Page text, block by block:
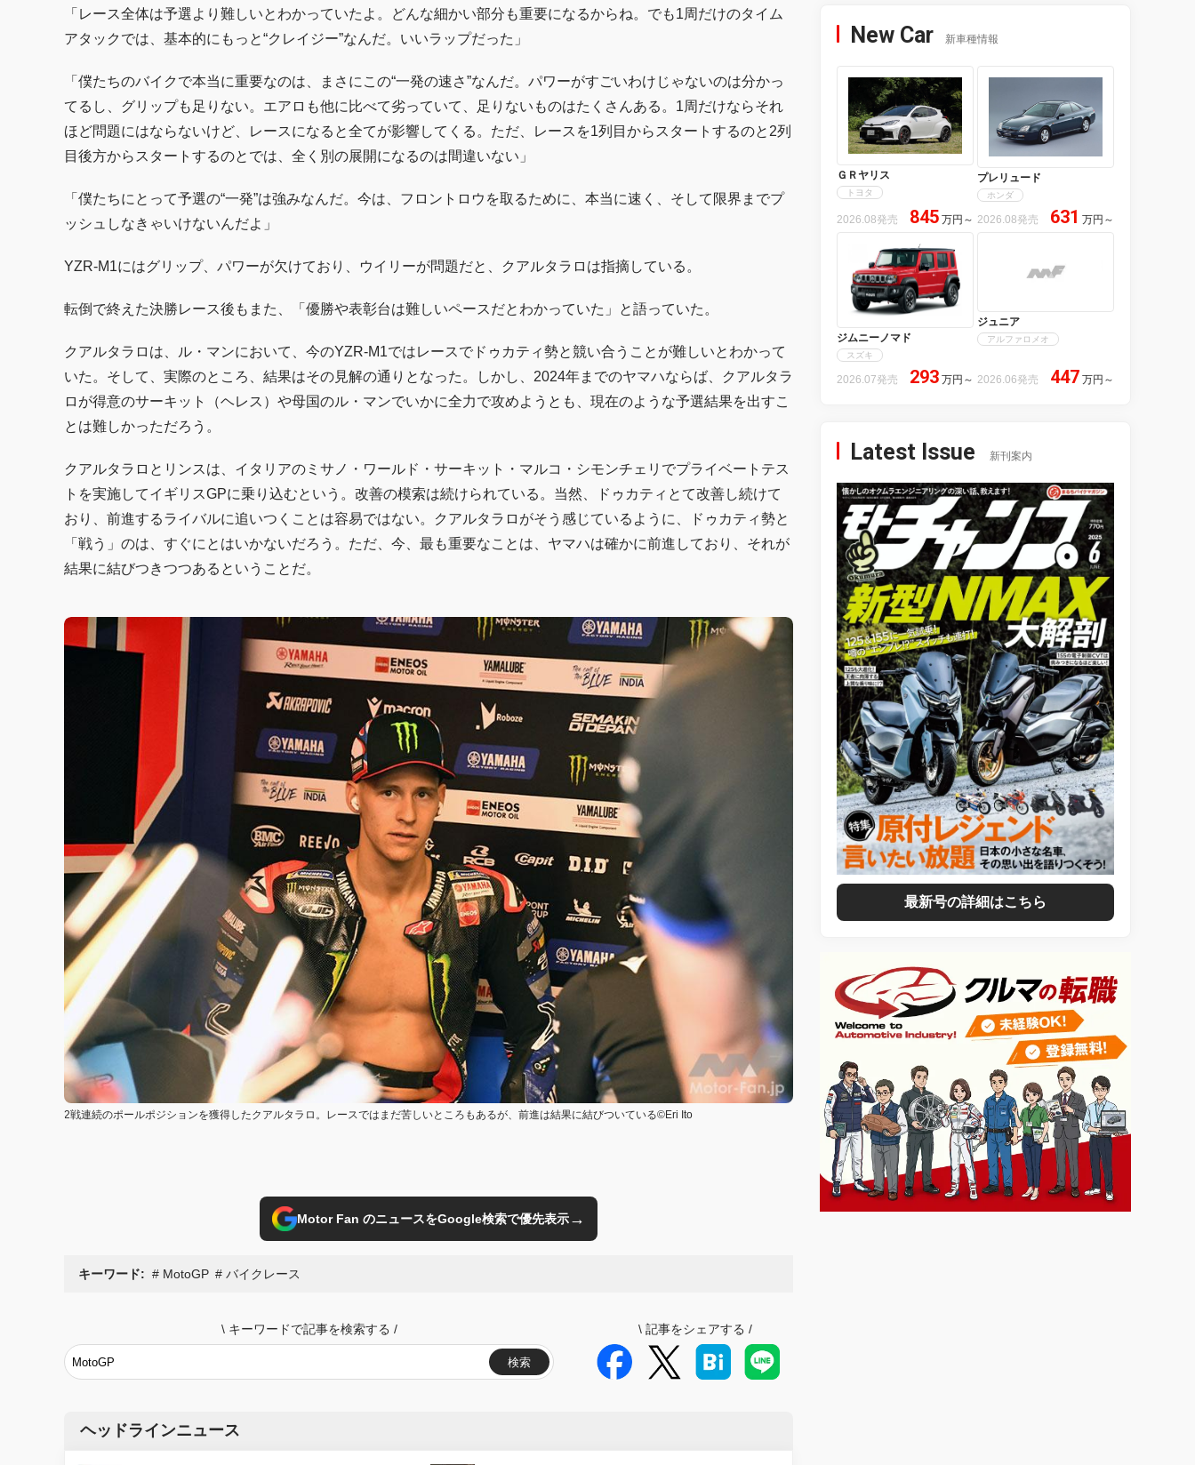
「レース全体は予選より難しいとわかっていたよ。どんな細かい部分も重要になるからね。でも1周だけのタイム
アタックでは、基本的にもっと“クレイジー”なんだ。いいラップだった」
「僕たちのバイクで本当に重要なのは、まさにこの“一発の速さ”なんだ。パワーがすごいわけじゃないのは分かっ
てるし、グリップも足りない。エアロも他に比べて劣っていて、足りないものはたくさんある。1周だけならそれ
ほど問題にはならないけど、レースになると全てが影響してくる。ただ、レースを1列目からスタートするのと2列
目後方からスタートするのとでは、全く別の展開になるのは間違いない」
「僕たちにとって予選の“一発”は強みなんだ。今は、フロントロウを取るために、本当に速く、そして限界までプ
ッシュしなきゃいけないんだよ」
YZR-M1にはグリップ、パワーが欠けており、ウイリーが問題だと、クアルタラロは指摘している。
転倒で終えた決勝レース後もまた、「優勝や表彰台は難しいペースだとわかっていた」と語っていた。
クアルタラロは、ル・マンにおいて、今のYZR-M1ではレースでドゥカティ勢と競い合うことが難しいとわかって
いた。そして、実際のところ、結果はその見解の通りとなった。しかし、2024年までのヤマハならば、クアルタラ
ロが得意のサーキット（ヘレス）や母国のル・マンでいかに全力で攻めようとも、現在のような予選結果を出すこ
とは難しかっただろう。
クアルタラロとリンスは、イタリアのミサノ・ワールド・サーキット・マルコ・シモンチェリでプライベートテス
トを実施してイギリスGPに乗り込むという。改善の模索は続けられている。当然、ドゥカティとて改善し続けて
おり、前進するライバルに追いつくことは容易ではない。クアルタラロがそう感じているように、ドゥカティ勢と
「戦う」のは、すぐにとはいかないだろう。ただ、今、最も重要なことは、ヤマハは確かに前進しており、それが
結果に結びつきつつあるということだ。
2戦連続のポールポジションを獲得したクアルタラロ。レースではまだ苦しいところもあるが、前進は結果に結びついている©Eri Ito
Motor Fan のニュースをGoogle検索で優先表示→
キーワード: MotoGP バイクレース
\ キーワードで記事を検索する /
検索
\ 記事をシェアする /
ヘッドラインニュース
New Car 新車種情報
ＧＲヤリス
トヨタ
2026.08発売 845 万円 ～
プレリュード
ホンダ
2026.08発売 631 万円 ～
ジムニーノマド
スズキ
2026.07発売 293 万円 ～
ジュニア
アルファロメオ
2026.06発売 447 万円 ～
Latest Issue 新刊案内
最新号の詳細はこちら